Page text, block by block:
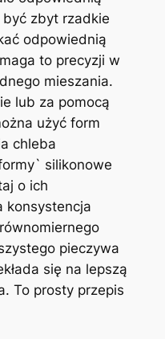
zbyt rzadkie
odpowiednią
to precyzji w
mieszania.
lub za pomocą
użyć form
chleba
silikonowe
o ich
konsystencja
pieczywa
się na lepszą
To prosty przepis